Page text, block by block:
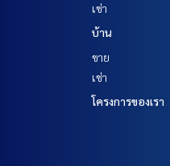
เช่า
บ้าน
ขาย
เช่า
โครงการของเรา